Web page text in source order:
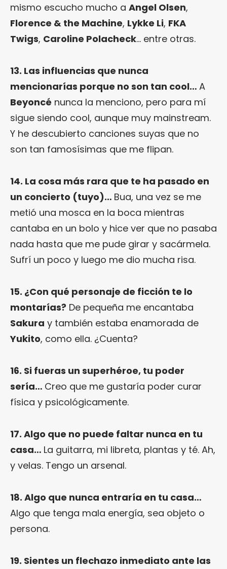
mismo escucho mucho a Angel Olsen,
Florence & the Machine, Lykke Li, FKA
Twigs, Caroline Polacheck… entre otras.
13. Las influencias que nunca
mencionarías porque no son tan cool… A
Beyoncé nunca la menciono, pero para mí
sigue siendo cool, aunque muy mainstream.
Y he descubierto canciones suyas que no
son tan famosísimas que me flipan.
14. La cosa más rara que te ha pasado en
un concierto (tuyo)… Bua, una vez se me
metió una mosca en la boca mientras
cantaba en un bolo y hice ver que no pasaba
nada hasta que me pude girar y sacármela.
Sufrí un poco y luego me dio mucha risa.
15. ¿Con qué personaje de ficción te lo
montarías? De pequeña me encantaba
Sakura y también estaba enamorada de
Yukito, como ella. ¿Cuenta?
16. Si fueras un superhéroe, tu poder
sería… Creo que me gustaría poder curar
física y psicológicamente.
17. Algo que no puede faltar nunca en tu
casa… La guitarra, mi libreta, plantas y té. Ah,
y velas. Tengo un arsenal.
18. Algo que nunca entraría en tu casa…
Algo que tenga mala energía, sea objeto o
persona.
19. Sientes un flechazo inmediato ante las